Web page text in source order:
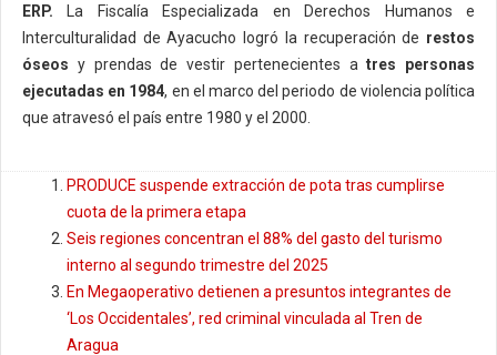
ERP. La Fiscalía Especializada en Derechos Humanos e
Interculturalidad de Ayacucho logró la recuperación de restos
óseos y prendas de vestir pertenecientes a tres personas
ejecutadas en 1984, en el marco del periodo de violencia política
que atravesó el país entre 1980 y el 2000.
PRODUCE suspende extracción de pota tras cumplirse
cuota de la primera etapa
Seis regiones concentran el 88% del gasto del turismo
interno al segundo trimestre del 2025
En Megaoperativo detienen a presuntos integrantes de
‘Los Occidentales’, red criminal vinculada al Tren de
Aragua